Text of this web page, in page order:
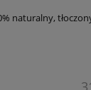
naturalny,